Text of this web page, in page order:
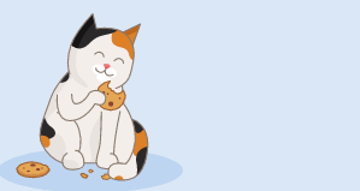
täällä sinun vuoksesi